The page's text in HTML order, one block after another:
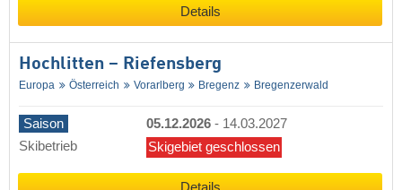
Details
Hochlitten – Riefensberg
Europa Österreich Vorarlberg Bregenz Bregenzerwald
Saison 05.12.2026 - 14.03.2027
Skibetrieb
Skigebiet geschlossen